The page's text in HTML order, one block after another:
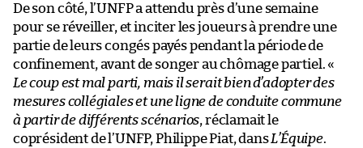
De son côté, l’UNFP a attendu près d’une semaine
pour se réveiller, et inciter les joueurs à prendre une
partie de leurs congés payés pendant la période de
confinement, avant de songer au chômage partiel. «
Le coup est mal parti, mais il serait bien d’adopter des
mesures collégiales et une ligne de conduite commune
à partir de différents scénarios, réclamait le
coprésident de l’UNFP, Philippe Piat, dansL’Équipe.